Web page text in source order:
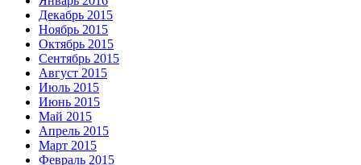
Декабрь 2015
Ноябрь 2015
Октябрь 2015
Сентябрь 2015
Август 2015
Июль 2015
Июнь 2015
Май 2015
Апрель 2015
Март 2015
Февраль 2015